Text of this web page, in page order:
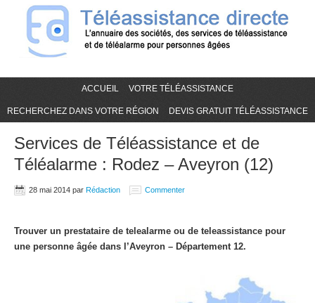
ACCUEIL VOTRE TÉLÉASSISTANCE
RECHERCHEZ DANS VOTRE RÉGION DEVIS GRATUIT TÉLÉASSISTANCE
Services de Téléassistance et de
Téléalarme : Rodez – Aveyron (12)
28 mai 2014 par Rédaction Commenter
Trouver un prestataire de telealarme ou de teleassistance pour
une personne âgée dans l’Aveyron – Département 12.